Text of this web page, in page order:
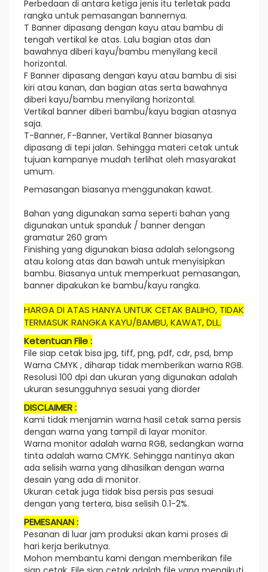
Perbedaan di antara ketiga jenis itu terletak pada
rangka untuk pemasangan bannernya.
T Banner dipasang dengan kayu atau bambu di
tengah vertikal ke atas. Lalu bagian atas dan
bawahnya diberi kayu/bambu menyilang kecil
horizontal.
F Banner dipasang dengan kayu atau bambu di sisi
kiri atau kanan, dan bagian atas serta bawahnya
diberi kayu/bambu menyilang horizontal.
Vertikal banner diberi bambu/kayu bagian atasnya
saja.
T-Banner, F-Banner, Vertikal Banner biasanya
dipasang di tepi jalan. Sehingga materi cetak untuk
tujuan kampanye mudah terlihat oleh masyarakat
umum.
Pemasangan biasanya menggunakan kawat.
Bahan yang digunakan sama seperti bahan yang
digunakan untuk spanduk / banner dengan
gramatur 260 gram
Finishing yang digunakan biasa adalah selongsong
atau kolong atas dan bawah untuk menyisipkan
bambu. Biasanya untuk memperkuat pemasangan,
banner dipakukan ke bambu/kayu rangka.
HARGA DI ATAS HANYA UNTUK CETAK BALIHO, TIDAK
TERMASUK RANGKA KAYU/BAMBU, KAWAT, DLL.
Ketentuan File :
File siap cetak bisa jpg, tiff, png, pdf, cdr, psd, bmp
Warna CMYK , diharap tidak memberikan warna RGB.
Resolusi 100 dpi dan ukuran yang digunakan adalah
ukuran sesungguhnya sesuai yang diorder
DISCLAIMER :
Kami tidak menjamin warna hasil cetak sama persis
dengan warna yang tampil di layar monitor.
Warna monitor adalah warna RGB, sedangkan warna
tinta adalah warna CMYK. Sehingga nantinya akan
ada selisih warna yang dihasilkan dengan warna
desain yang ada di monitor.
Ukuran cetak juga tidak bisa persis pas sesuai
dengan yang tertera, bisa selisih 0.1-2%.
PEMESANAN :
Pesanan di luar jam produksi akan kami proses di
hari kerja berikutnya.
Mohon membantu kami dengan memberikan file